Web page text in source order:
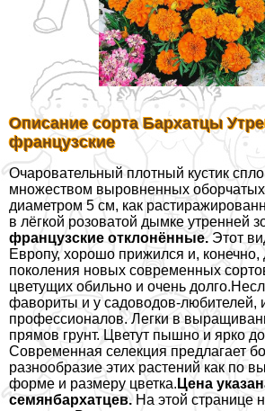
Описание сорта Бархатцы
французские
Очаровательный плотный кустик
множеством выровненных оборчатых
диаметром 5 см, как
в лёгкой розоватой дымке утренней
французские отклонённые.Этот
Европу, хорошо прижился и,
поколения новых современных
цветущих обильно и очень
фавориты и у садоводов-любителей,
профессионалов. Легки в
прямов грунт. Цветут пышно и ярко
Современная селекция предлагает
разнообразие этих растений как по
форме и размеру цветка. Цена
семянбархатцев. На этой странице